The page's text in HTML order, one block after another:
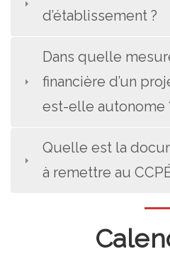
d’établissement ?
Dans quelle
financière d’un
est-elle autonome
Quelle est la
à remettre au